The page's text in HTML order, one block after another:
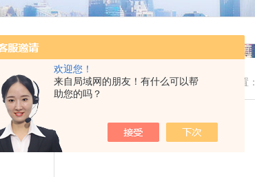
欢迎您！
来自局域网的朋友！有什么可以帮
助您的吗？
您现在的位置：